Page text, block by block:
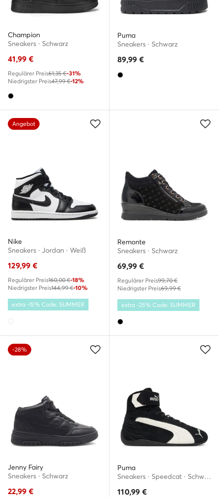
Champion
Sneakers · Schwarz
41,99 €
Regulärer Preis61,35 €-31%
Niedrigster Preis47,99 €-12%
Puma
Sneakers · Schwarz
89,99 €
Angebot
Nike
Sneakers · Jordan · Weiß
129,99 €
Regulärer Preis160,00 €-18%
Niedrigster Preis144,99 €-10%
extra -15% Code: SUMMER
Remonte
Sneakers · Schwarz
69,99 €
Regulärer Preis99,70 €
Niedrigster Preis69,99 €
extra -25% Code: SUMMER
-28%
Jenny Fairy
Sneakers · Schwarz
22,99 €
Puma
Sneakers · Speedcat · Schwarz
110,99 €